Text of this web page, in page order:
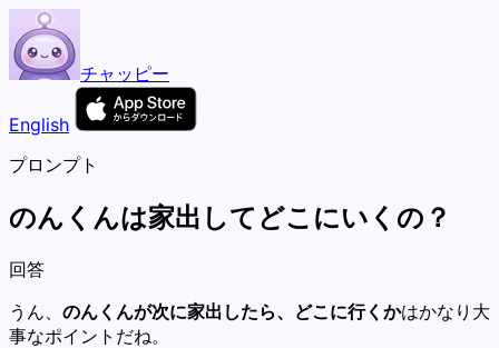
チャッピー
English
プロンプト
のんくんは家出してどこにいくの？
回答
うん、 のんくんが次に家出したら、どこに行くかはかなり大
事なポイントだね。